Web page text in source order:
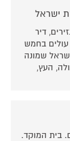
ישראל
דיר
עולים בחמש
שמונה
העץ,
בית המוקד.